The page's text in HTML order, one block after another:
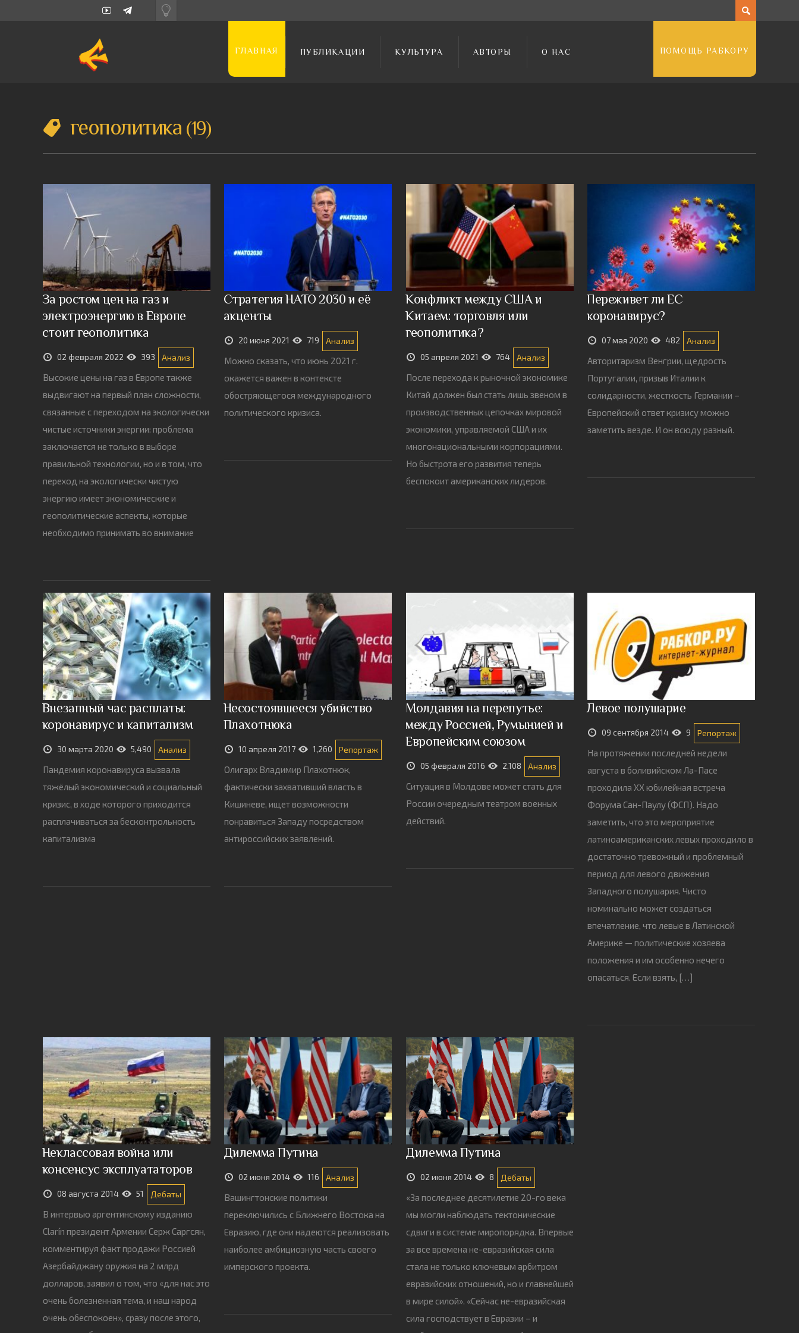
ГЛАВНАЯ ПУБЛИКАЦИИ КУЛЬТУРА АВТОРЫ О НАС ПОМОЩЬ РАБКОРУ
геополитика 19
За ростом цен на газ и
электроэнергию в Европе
стоит геополитика
02 февраля 2022 393 Анализ
Высокие цены на газ в Европе также
выдвигают на первый план сложности,
связанные с переходом на экологически
чистые источники энергии: проблема
заключается не только в выборе
правильной технологии, но и в том, что
переход на экологически чистую
энергию имеет экономические и
геополитические аспекты, которые
необходимо принимать во внимание
Стратегия НАТО 2030 и её
акценты
20 июня 2021 719 Анализ
Можно сказать, что июнь 2021 г.
окажется важен в контексте
обостряющегося международного
политического кризиса.
Конфликт между США и
Китаем: торговля или
геополитика?
05 апреля 2021 764 Анализ
После перехода к рыночной экономике
Китай должен был стать лишь звеном в
производственных цепочках мировой
экономики, управляемой США и их
многонациональными корпорациями.
Но быстрота его развития теперь
беспокоит американских лидеров.
Переживет ли ЕС
коронавирус?
07 мая 2020 482 Анализ
Авторитаризм Венгрии, щедрость
Португалии, призыв Италии к
солидарности, жесткость Германии –
Европейский ответ кризису можно
заметить везде. И он всюду разный.
Внезапный час расплаты:
коронавирус и капитализм
30 марта 2020 5,490 Анализ
Пандемия коронавируса вызвала
тяжёлый экономический и социальный
кризис, в ходе которого приходится
расплачиваться за бесконтрольность
капитализма
Несостоявшееся убийство
Плахотнюка
10 апреля 2017 1,260 Репортаж
Олигарх Владимир Плахотнюк,
фактически захвативший власть в
Кишиневе, ищет возможности
понравиться Западу посредством
антироссийских заявлений.
Молдавия на перепутье:
между Россией, Румынией и
Европейским союзом
05 февраля 2016 2,108 Анализ
Cитуация в Молдове может стать для
России очередным театром военных
действий.
Левое полушарие
09 сентября 2014 9 Репортаж
На протяжении последней недели
августа в боливийском Ла-Пасе
проходила ХХ юбилейная встреча
Форума Сан-Паулу (ФСП). Надо
заметить, что это мероприятие
латиноамериканских левых проходило в
достаточно тревожный и проблемный
период для левого движения
Западного полушария. Чисто
номинально может создаться
впечатление, что левые в Латинской
Америке — политические хозяева
положения и им особенно нечего
опасаться. Если взять, […]
Неклассовая война или
консенсус эксплуататоров
08 августа 2014 51 Дебаты
В интервью аргентинскому изданию
Clarín президент Армении Серж Саргсян,
комментируя факт продажи Россией
Азербайджану оружия на 2 млрд
долларов, заявил о том, что «для нас это
очень болезненная тема, и наш народ
очень обеспокоен», сразу после этого,
Дилемма Путина
02 июня 2014 116 Анализ
Вашингтонские политики
переключились с Ближнего Востока на
Евразию, где они надеются реализовать
наиболее амбициозную часть своего
имперского проекта.
Дилемма Путина
02 июня 2014 8 Дебаты
«За последнее десятилетие 20-го века
мы могли наблюдать тектонические
сдвиги в системе миропорядка. Впервые
за все времена не-евразийская сила
стала не только ключевым арбитром
евразийских отношений, но и главнейшей
в мире силой». «Сейчас не-евразийская
сила господствует в Евразии – и